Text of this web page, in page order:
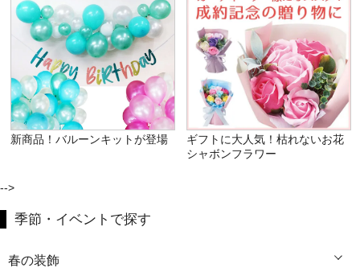
新商品！バルーンキットが登場
ギフトに大人気！枯れないお花
シャボンフラワー
-->
季節・イベントで探す
春の装飾